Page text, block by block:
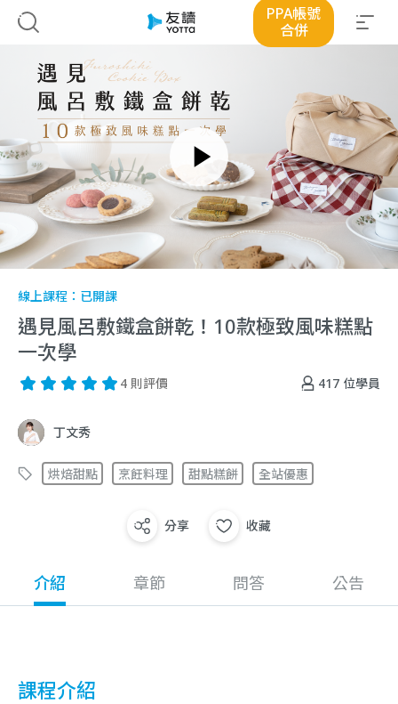
PPA帳號
合併
線上課程： 已開課
遇見風呂敷鐵盒餅乾！10款極致風味糕點
一次學
417 位學員
4 則評價
丁文秀
烘焙甜點 烹飪料理 甜點糕餅 全站優惠
分享 收藏
介紹 章節 問答 公告
課程介紹